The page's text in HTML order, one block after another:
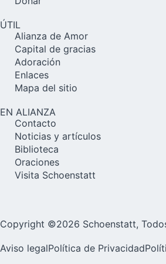
ÚTIL
Alianza de Amor
Capital de gracias
Adoración
Enlaces
Mapa del sitio
EN ALIANZA
Contacto
Noticias y artículos
Biblioteca
Oraciones
Visita Schoenstatt
Copyright ©2026 Schoenstatt,
Aviso legalPolítica de Privacidad